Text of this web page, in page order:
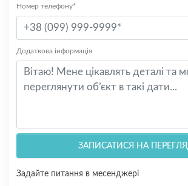
Номер телефону*
Додаткова інформація
ЗАПИСАТИСЯ НА
Задайте питання в месенджері